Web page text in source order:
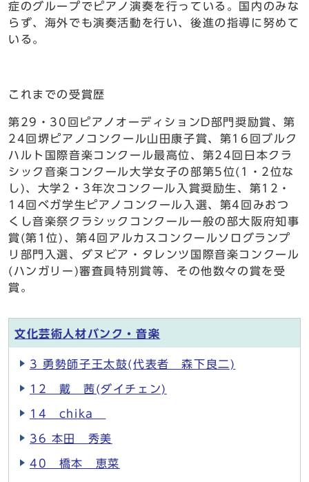
症のグループでピアノ演奏を行っている。国内のみな
らず、海外でも演奏活動を行い、後進の指導に努めて
いる。
これまでの受賞歴
第29・30回ピアノオーディションD部門奨励賞、第
24回堺ピアノコンクール山田康子賞、第16回ブルク
ハルト国際音楽コンクール最高位、第24回日本クラ
シック音楽コンクール大学女子の部第5位(1・2位な
し)、大学2・3年次コンクール入賞奨励生、第12・
14回ベガ学生ピアノコンクール入選、第4回みおつ
くし音楽祭クラシックコンクール一般の部大阪府知事
賞(第1位)、第4回アルカスコンクールソログランプ
リ部門入選、ダヌビア・タレンツ国際音楽コンクール
(ハンガリー)審査員特別賞等、その他数々の賞を受
賞。
文化芸術人材バンク・音楽
3 勇勢師子王太鼓(代表者 森下良二)
12 戴 茜(ダイチェン)
14 chika
36 本田 秀美
40 橋本 恵菜